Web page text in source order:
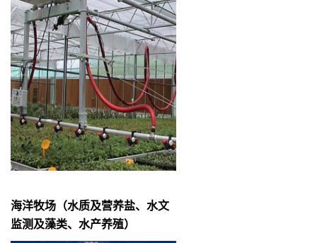
海洋牧场（水质及营养盐、水文
监测及藻类、水产养殖）